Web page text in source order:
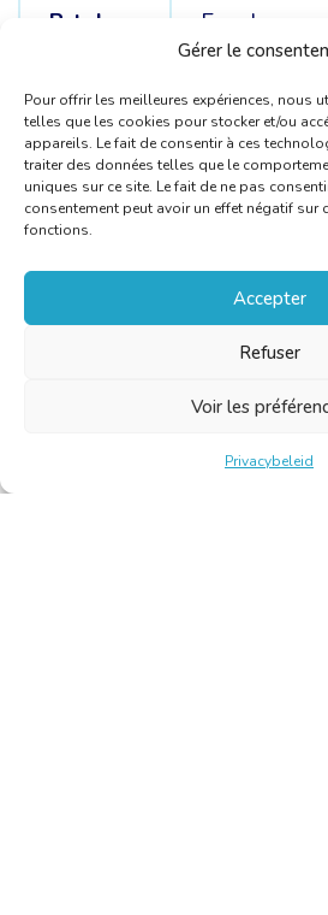
Gérer le
Pour offrir les meilleures expériences, nous
telles que les cookies pour stocker et/ou
appareils. Le fait de consentir à ces
traiter des données telles que le
uniques sur ce site. Le fait de ne pas
consentement peut avoir un effet négatif sur
fonctions.
Accepter
Refuser
Voir les
Privacybeleid
B-talen
Engels